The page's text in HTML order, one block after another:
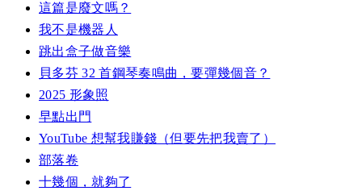
這篇是廢文嗎？
我不是機器人
跳出盒子做音樂
貝多芬 32 首鋼琴奏鳴曲，要彈幾個音？
2025 形象照
早點出門
YouTube 想幫我賺錢（但要先把我賣了）
部落卷
十幾個，就夠了